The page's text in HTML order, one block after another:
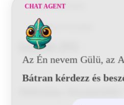
Dátumkészítés
Utoljára frissített
Suzuki ZFS
CHAT AGENT
Az Én nevem Gülü, az
Bátran kérdezz és